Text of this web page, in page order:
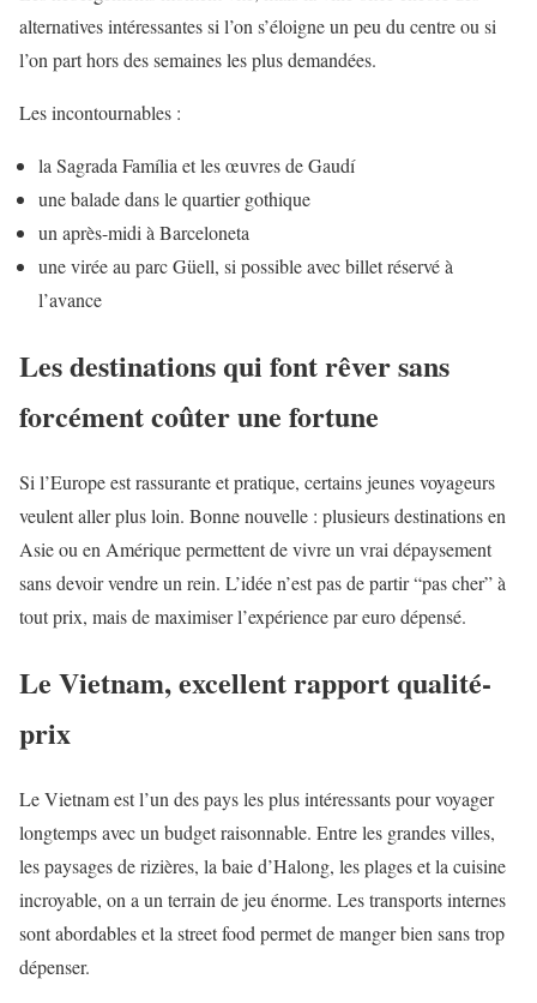
alternatives intéressantes si l’on s’éloigne un peu du centre ou si
l’on part hors des semaines les plus demandées.
Les incontournables :
la Sagrada Família et les œuvres de Gaudí
une balade dans le quartier gothique
un après-midi à Barceloneta
une virée au parc Güell, si possible avec billet réservé à
l’avance
Les destinations qui font rêver sans
forcément coûter une fortune
Si l’Europe est rassurante et pratique, certains jeunes voyageurs
veulent aller plus loin. Bonne nouvelle : plusieurs destinations en
Asie ou en Amérique permettent de vivre un vrai dépaysement
sans devoir vendre un rein. L’idée n’est pas de partir “pas cher” à
tout prix, mais de maximiser l’expérience par euro dépensé.
Le Vietnam, excellent rapport qualité-
prix
Le Vietnam est l’un des pays les plus intéressants pour voyager
longtemps avec un budget raisonnable. Entre les grandes villes,
les paysages de rizières, la baie d’Halong, les plages et la cuisine
incroyable, on a un terrain de jeu énorme. Les transports internes
sont abordables et la street food permet de manger bien sans trop
dépenser.